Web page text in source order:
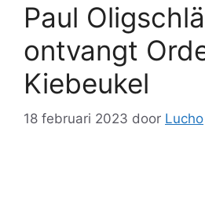
Paul
ontvangt
Kiebeukel
18 februari 2023 door Lucho